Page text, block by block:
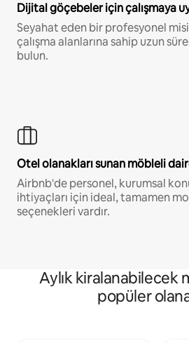
Dijital göçebeler için çalışmaya
Seyahat eden bir profesyonel
çalışma alanlarına sahip uzun
bulun.
Otel olanakları sunan möbleli
Airbnb'de personel, kurumsal
ihtiyaçları için ideal, tamamen
seçenekleri vardır.
Aylık kiralanabilecek
popüler